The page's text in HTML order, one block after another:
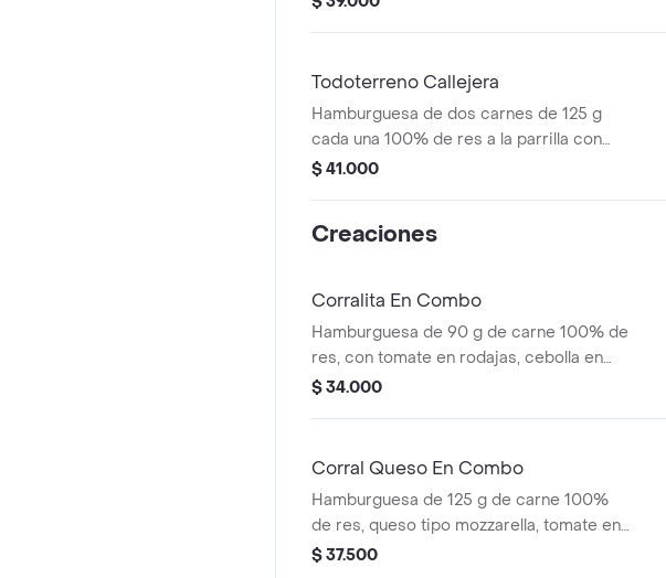
Todoterreno Callejera
Hamburguesa de dos carnes de 125 g
cada una 100% de res a la parrilla con
salsa bbq, tocineta, queso mozzarella,
$ 41.000
Creaciones
Corralita En Combo
Hamburguesa de 90 g de carne 100% de
res, con tomate en rodajas, cebolla en
rodajas, lechuga, salsa blanca y salsa de
$ 34.000
Corral Queso En Combo
Hamburguesa de 125 g de carne 100%
de res, queso tipo mozzarella, tomate en
rodajas, cebolla en rodajas, lechuga y
$ 37.500